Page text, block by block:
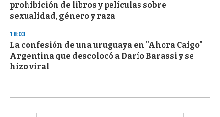
prohibición de libros y películas sobre
sexualidad, género y raza
18:03
La confesión de una uruguaya en "Ahora Caigo"
Argentina que descolocó a Darío Barassi y se
hizo viral